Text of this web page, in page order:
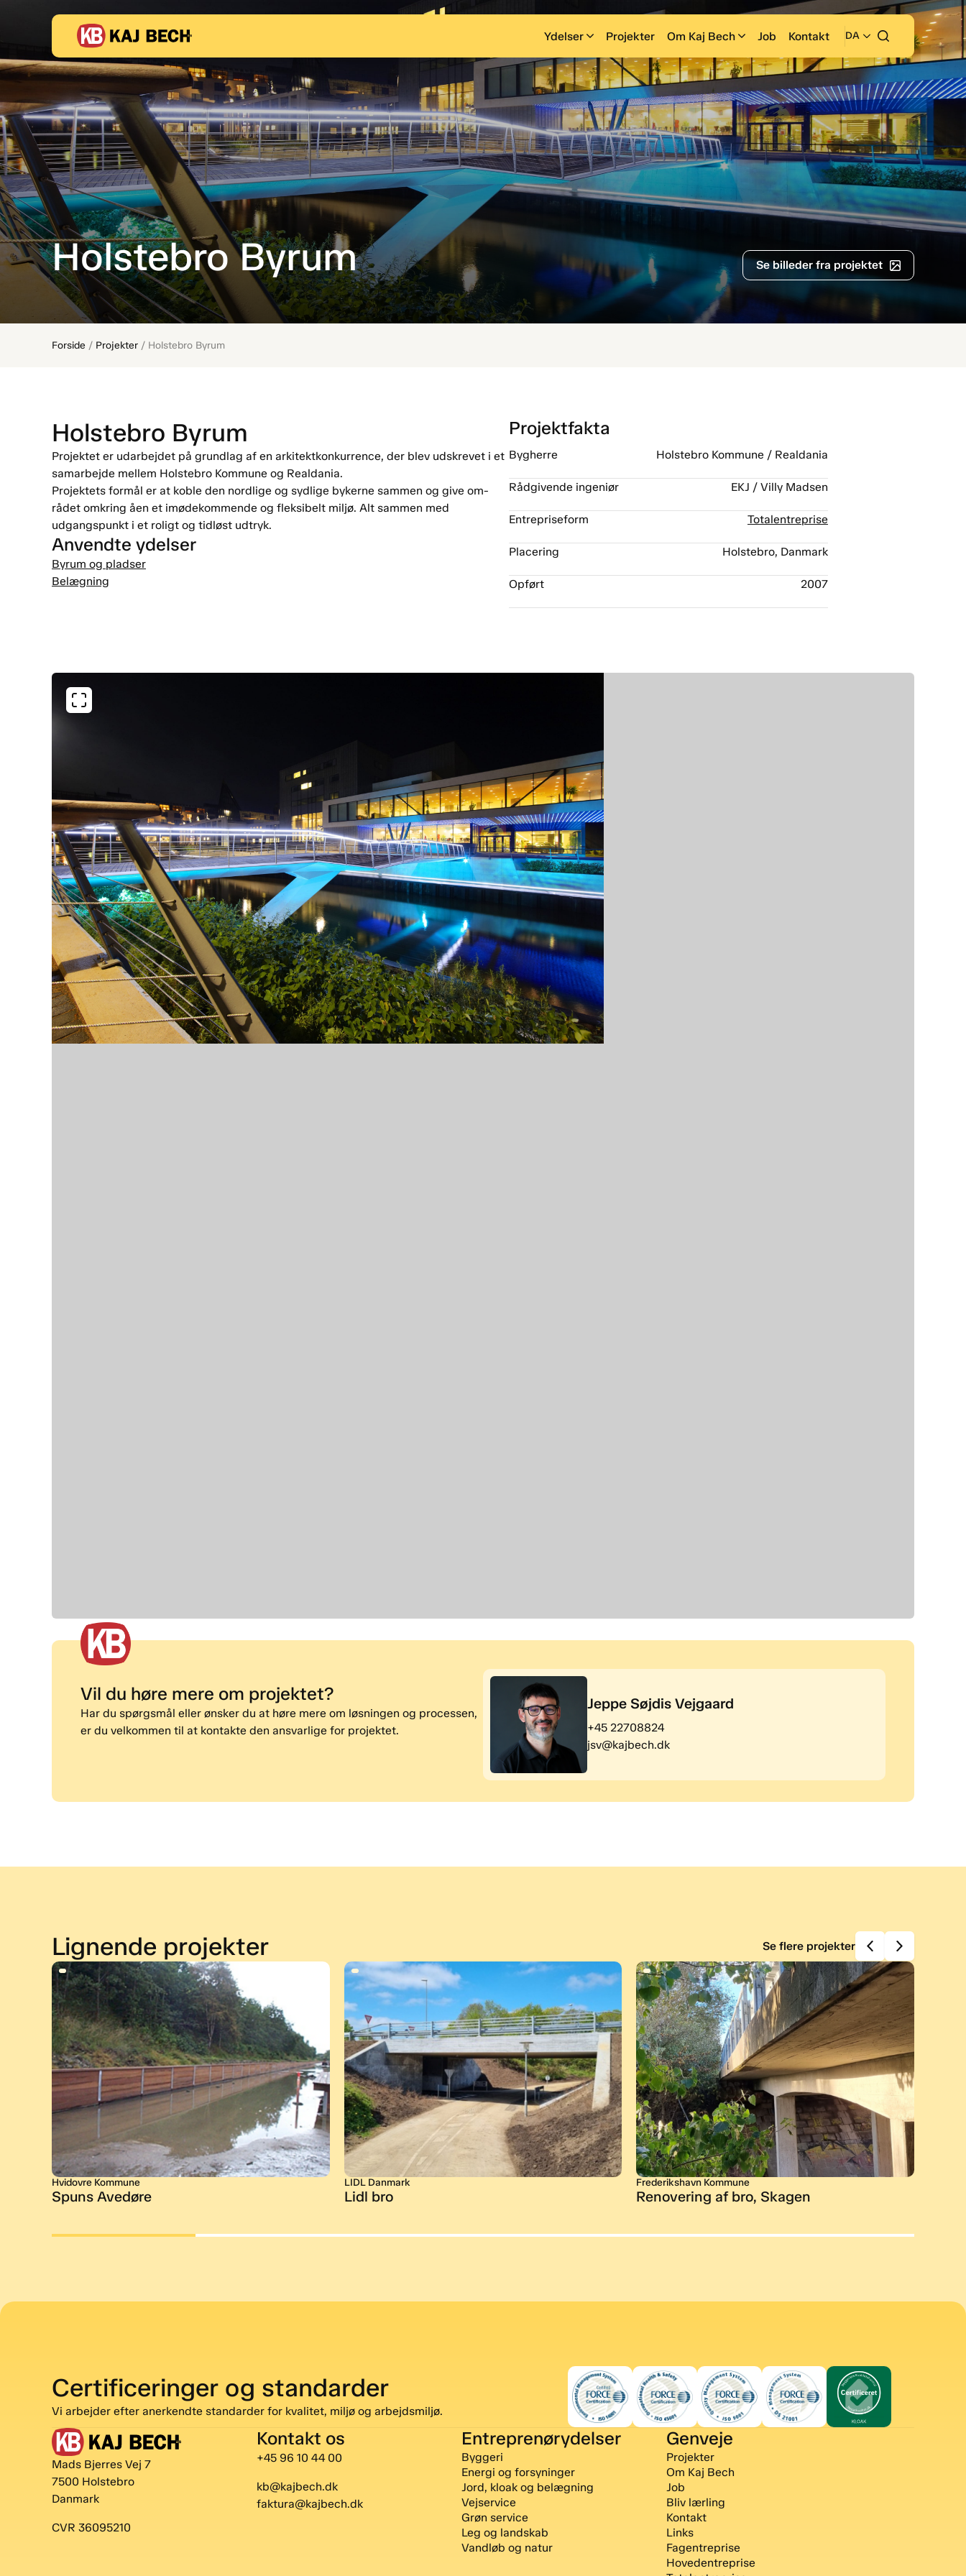
Ydelser Projekter Om Kaj Bech Job Kontakt DA
Holstebro Byrum Se billeder fra projektet
Forside / Projekter / Holstebro Byrum
Holstebro Byrum
Projektet er udarbejdet på grundlag af en arkitektkonkurrence, der blev udskrevet i et
samarbejde mellem Holstebro Kommune og Realdania.
Projektets formål er at koble den nordlige og sydlige bykerne sammen og give om-
rådet omkring åen et imødekommende og fleksibelt miljø. Alt sammen med
udgangspunkt i et roligt og tidløst udtryk.
Anvendte ydelser
Byrum og pladser
Belægning
Projektfakta
Bygherre Holstebro Kommune / Realdania
Rådgivende ingeniør EKJ / Villy Madsen
Entrepriseform Totalentreprise
Placering Holstebro, Danmark
Opført 2007
Vil du høre mere om projektet?
Har du spørgsmål eller ønsker du at høre mere om løsningen og processen,
er du velkommen til at kontakte den ansvarlige for projektet.
Jeppe Søjdis Vejgaard
+45 22708824
jsv@kajbech.dk
Lignende projekter Se flere projekter
Hvidovre Kommune
Spuns Avedøre
LIDL Danmark
Lidl bro
Frederikshavn Kommune
Renovering af bro, Skagen
Certificeringer og standarder
Vi arbejder efter anerkendte standarder for kvalitet, miljø og arbejdsmiljø.
Mads Bjerres Vej 7
7500 Holstebro
Danmark
CVR 36095210
Kontakt os
+45 96 10 44 00
kb@kajbech.dk
faktura@kajbech.dk
Entreprenørydelser
Byggeri
Energi og forsyninger
Jord, kloak og belægning
Vejservice
Grøn service
Leg og landskab
Vandløb og natur
Genveje
Projekter
Om Kaj Bech
Job
Bliv lærling
Kontakt
Links
Fagentreprise
Hovedentreprise